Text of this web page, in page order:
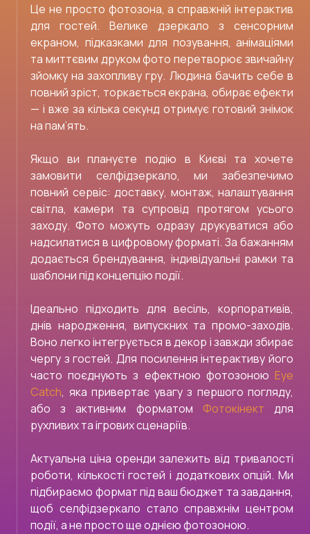
Це не просто фотозона, а справжній інтерактив
для гостей. Велике дзеркало з сенсорним
екраном, підказками для позування, анімаціями
та миттєвим друком фото перетворює звичайну
зйомку на захопливу гру. Людина бачить себе в
повний зріст, торкається екрана, обирає ефекти
— і вже за кілька секунд отримує готовий знімок
на пам’ять.
Якщо ви плануєте подію в Києві та хочете
замовити селфідзеркало, ми забезпечимо
повний сервіс: доставку, монтаж, налаштування
світла, камери та супровід протягом усього
заходу. Фото можуть одразу друкуватися або
надсилатися в цифровому форматі. За бажанням
додається брендування, індивідуальні рамки та
шаблони під концепцію події.
Ідеально підходить для весіль, корпоративів,
днів народження, випускних та промо-заходів.
Воно легко інтегрується в декор і завжди збирає
чергу з гостей. Для посилення інтерактиву його
часто поєднують з ефектною фотозоною Eye
Catch, яка привертає увагу з першого погляду,
або з активним форматом Фотокінект для
рухливих та ігрових сценаріїв.
Актуальна ціна оренди залежить від тривалості
роботи, кількості гостей і додаткових опцій. Ми
підбираємо формат під ваш бюджет та завдання,
щоб селфідзеркало стало справжнім центром
події, а не просто ще однією фотозоною.